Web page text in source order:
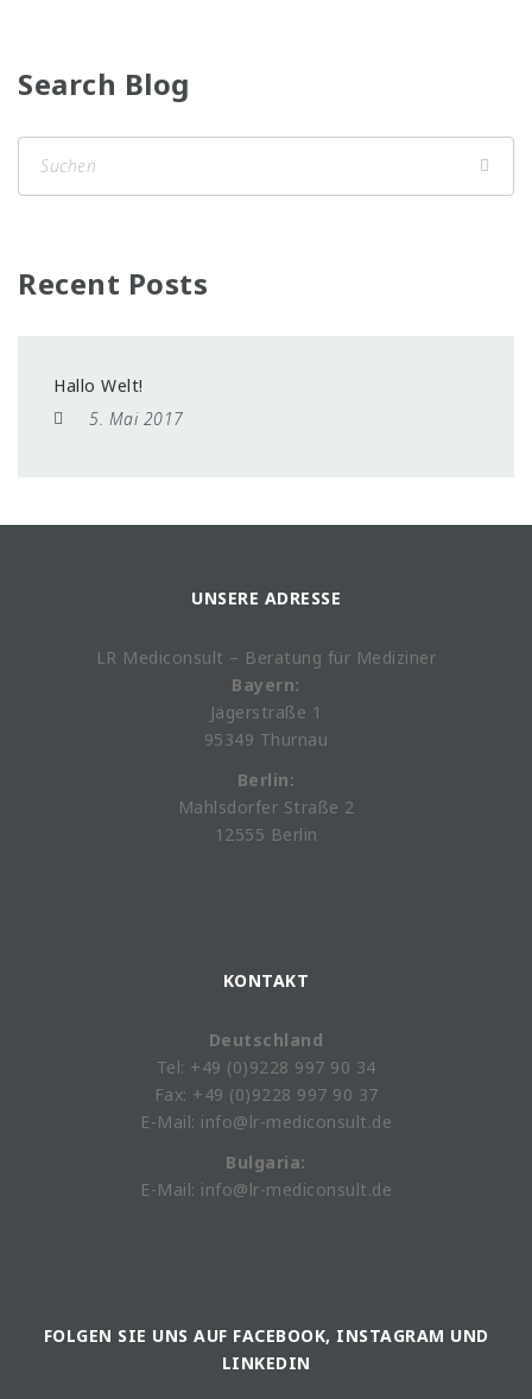
Search Blog
Recent Posts
Hallo Welt!
5. Mai 2017
UNSERE ADRESSE
LR Mediconsult – Beratung für Mediziner
Bayern:
Jägerstraße 1
95349 Thurnau
Berlin:
Mahlsdorfer Straße 2
12555 Berlin
KONTAKT
Deutschland
Tel: +49 (0)9228 997 90 34
Fax: +49 (0)9228 997 90 37
E-Mail: info@lr-mediconsult.de
Bulgaria:
E-Mail: info@lr-mediconsult.de
FOLGEN SIE UNS AUF FACEBOOK, INSTAGRAM UND
LINKEDIN